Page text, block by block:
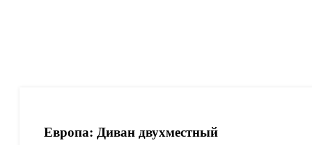
Европа: Диван двухместный